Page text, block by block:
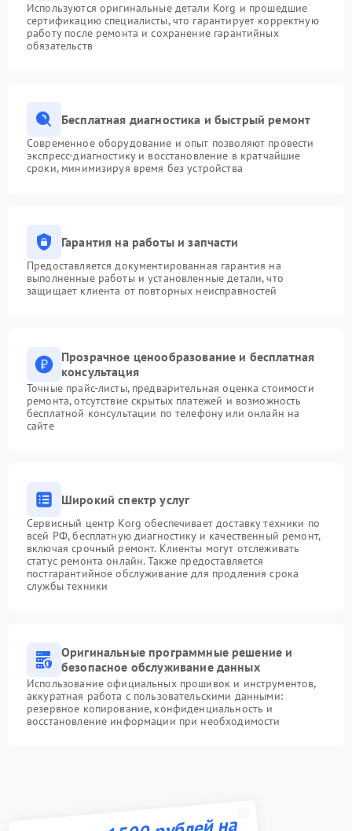
Используются оригинальные детали Korg и прошедшие
сертификацию специалисты, что гарантирует корректную
работу после ремонта и сохранение гарантийных
обязательств
Бесплатная диагностика и быстрый ремонт
Современное оборудование и опыт позволяют провести
экспресс-диагностику и восстановление в кратчайшие
сроки, минимизируя время без устройства
Гарантия на работы и запчасти
Предоставляется документированная гарантия на
выполненные работы и установленные детали, что
защищает клиента от повторных неисправностей
Прозрачное ценообразование и бесплатная
консультация
Точные прайс-листы, предварительная оценка стоимости
ремонта, отсутствие скрытых платежей и возможность
бесплатной консультации по телефону или онлайн на
сайте
Широкий спектр услуг
Сервисный центр Korg обеспечивает доставку техники по
всей РФ, бесплатную диагностику и качественный ремонт,
включая срочный ремонт. Клиенты могут отслеживать
статус ремонта онлайн. Также предоставляется
постгарантийное обслуживание для продления срока
службы техники
Оригинальные программные решение и
безопасное обслуживание данных
Использование официальных прошивок и инструментов,
аккуратная работа с пользовательскими данными:
резервное копирование, конфиденциальность и
восстановление информации при необходимости